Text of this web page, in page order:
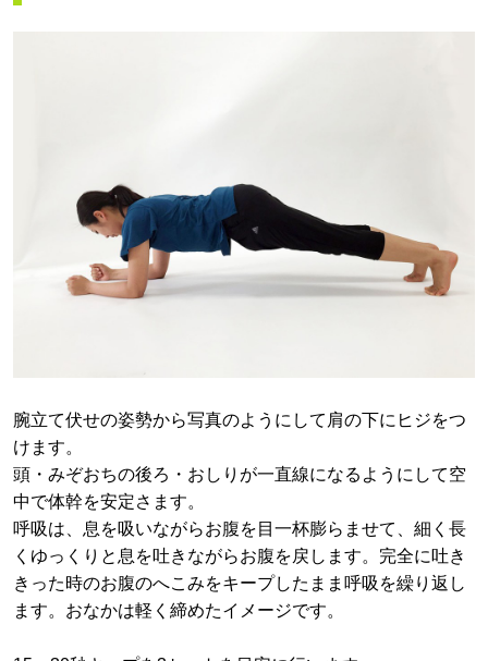
腕立て伏せの姿勢から写真のようにして肩の下にヒジをつ
けます。
頭・みぞおちの後ろ・おしりが一直線になるようにして空
中で体幹を安定さます。
呼吸は、息を吸いながらお腹を目一杯膨らませて、細く長
くゆっくりと息を吐きながらお腹を戻します。完全に吐き
きった時のお腹のへこみをキープしたまま呼吸を繰り返し
ます。おなかは軽く締めたイメージです。